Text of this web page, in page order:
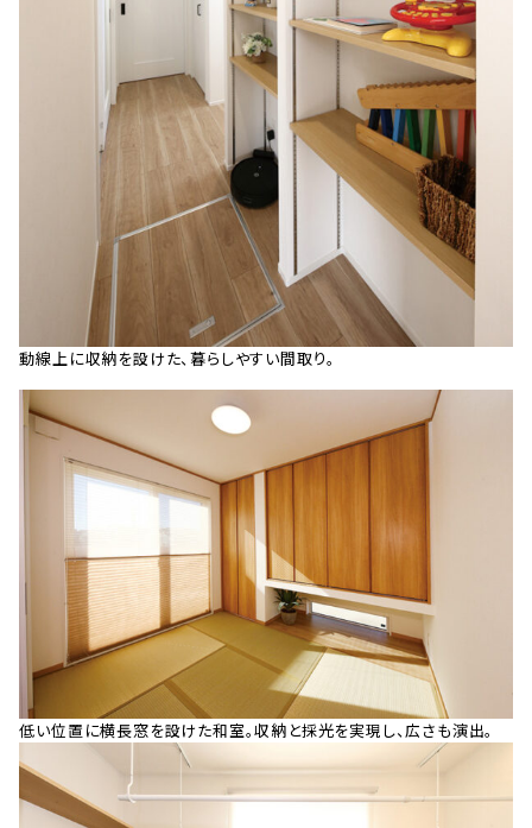
動線上に収納を設けた、暮らしやすい間取り。
低い位置に横長窓を設けた和室。収納と採光を実現し、広さも演出。